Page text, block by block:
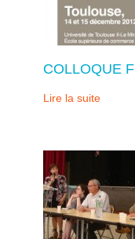
COLLOQUE
Lire la suite